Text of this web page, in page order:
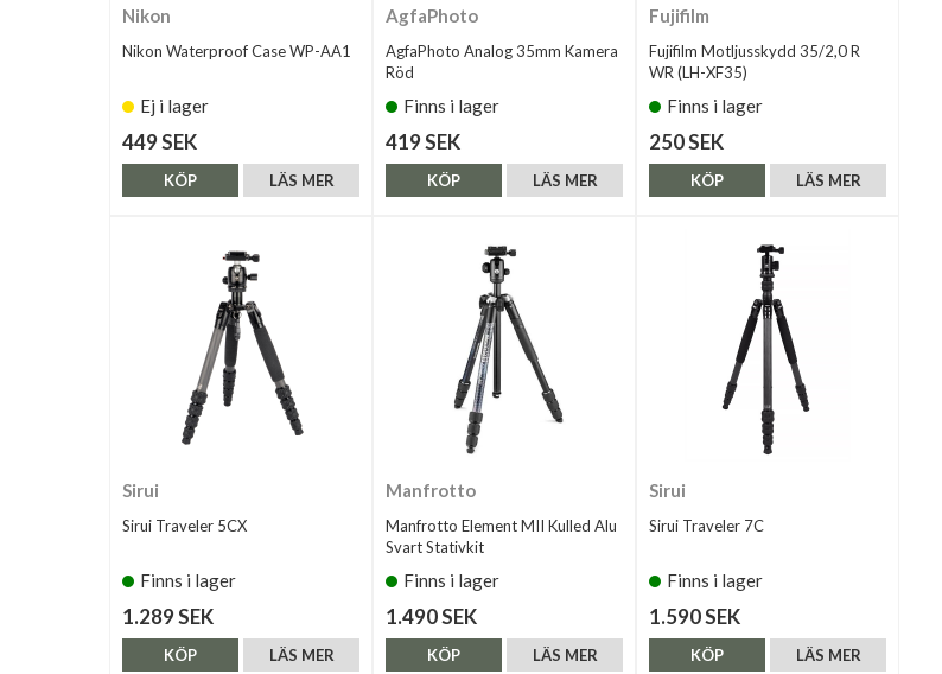
Nikon
Nikon Waterproof Case WP-AA1
Ej i lager
449 SEK
LÄS MER
KÖP
AgfaPhoto
AgfaPhoto Analog 35mm Kamera
Röd
Finns i lager
419 SEK
LÄS MER
KÖP
Fujifilm
Fujifilm Motljusskydd 35/2,0 R
WR (LH-XF35)
Finns i lager
250 SEK
LÄS MER
KÖP
Sirui
Sirui Traveler 5CX
Finns i lager
1.289 SEK
LÄS MER
KÖP
Manfrotto
Manfrotto Element MII Kulled Alu
Svart Stativkit
Finns i lager
1.490 SEK
LÄS MER
KÖP
Sirui
Sirui Traveler 7C
Finns i lager
1.590 SEK
LÄS MER
KÖP